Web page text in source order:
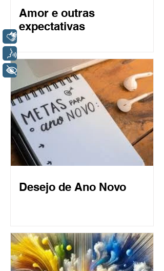
+ Acessibilidade
Amor e outras
expectativas
Desejo de Ano Novo